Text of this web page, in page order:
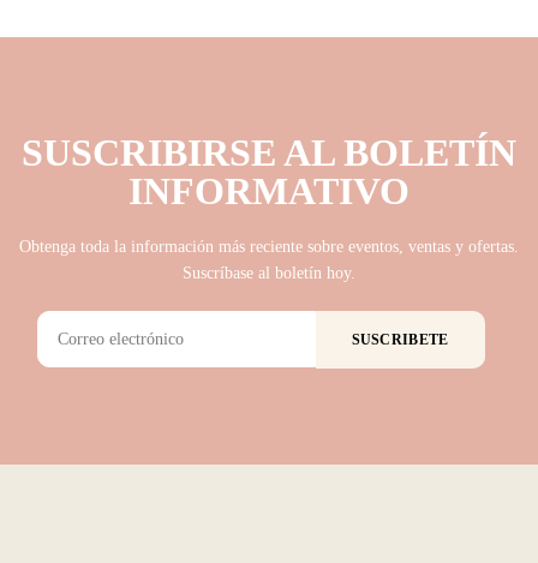
SUSCRIBIRSE AL BOLETÍN
INFORMATIVO
Obtenga toda la información más reciente sobre eventos, ventas y ofertas.
Suscríbase al boletín hoy.
SUSCRIBETE